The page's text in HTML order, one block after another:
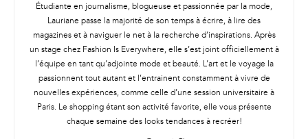
Étudiante en journalisme, blogueuse et passionnée par la mode,
Lauriane passe la majorité de son temps à écrire, à lire des
magazines et à naviguer le net à la recherche d’inspirations. Après
un stage chez Fashion Is Everywhere, elle s’est joint officiellement à
l’équipe en tant qu’adjointe mode et beauté. L’art et le voyage la
passionnent tout autant et l’entrainent constamment à vivre de
nouvelles expériences, comme celle d’une session universitaire à
Paris. Le shopping étant son activité favorite, elle vous présente
chaque semaine des looks tendances à recréer!